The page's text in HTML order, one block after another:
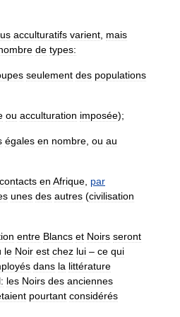
acculturatifs varient mais
de types:
seulement des populations
ou acculturation imposée);
égales en nombre ou au
contacts en Afrique par
unes des autres (civilisation
entre Blancs et Noirs seront
le Noir est chez lui – ce qui
dans la littérature
les Noirs des anciennes
pourtant considérés